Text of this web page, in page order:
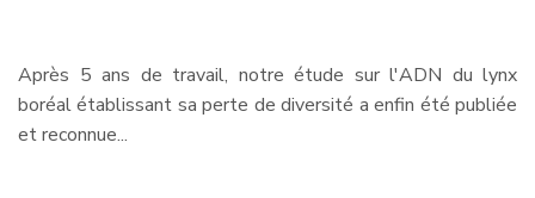
Après 5 ans de travail, notre étude sur l'ADN du lynx
boréal établissant sa perte de diversité a enfin été publiée
et reconnue...